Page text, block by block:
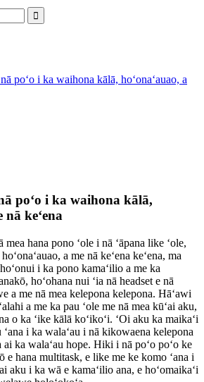
poʻo i ka waihona kālā, hoʻonaʻauao, a
poʻo i ka waihona kālā,
nā keʻena
hana pono ʻole i nā ʻāpana like ʻole,
a me nā keʻena keʻena, ma
i ka pono kamaʻilio a me ka
hoʻohana nui ʻia nā headset e nā
a me nā mea kelepona kelepona. Hāʻawi
a me ka pau ʻole me nā mea kūʻai aku,
o ka ʻike kālā koʻikoʻi. ʻOi aku ka maikaʻi
ʻana i ka walaʻau i nā kikowaena kelepona
ai ka walaʻau hope. Hiki i nā poʻo poʻo ke
e hana multitask, e like me ke komo ʻana i
aku i ka wā e kamaʻilio ana, e hoʻomaikaʻi